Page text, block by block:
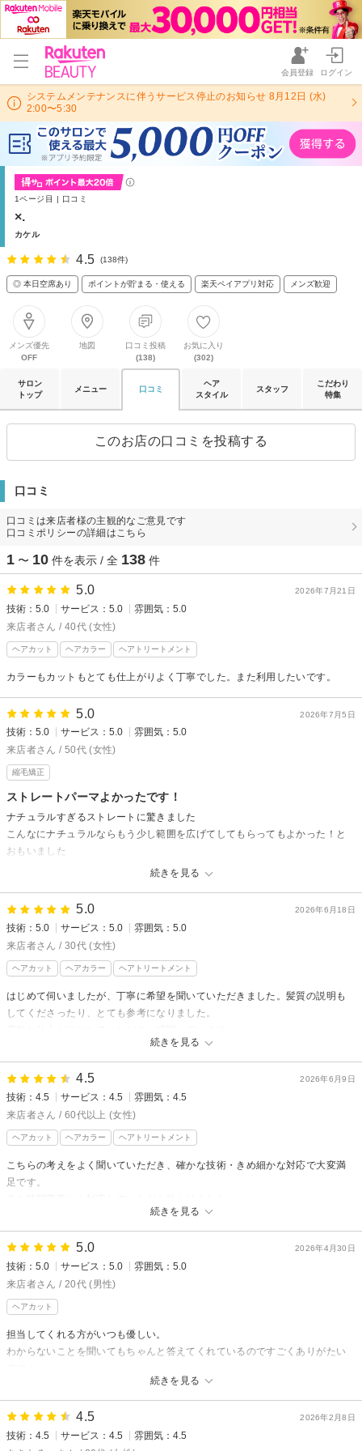
会員登録 ログイン
システムメンテナンスに伴うサービス停止のお知らせ 8月12日 (水)
2:00〜5:30
1ページ目 | 口コミ
×.
カケル
4.5 (138件)
◎ 本日空席あり ポイントが貯まる・使える 楽天ペイアプリ対応 メンズ歓迎
メンズ優先
OFF
地図
口コミ投稿
(138)
お気に入り
(302)
サロン
トップ
メニュー 口コミ
ヘア
スタイル
スタッフ
こだわり
特集
このお店の口コミを投稿する
口コミ
口コミは来店者様の主観的なご意見です
口コミポリシーの詳細はこちら
1 〜 10 件を表示 / 全 138 件
2026年7月21日
5.0
技術：5.0 サービス：5.0
雰囲気：5.0
来店者さん / 40代 (女性)
ヘアカット ヘアカラー ヘアトリートメント
カラーもカットもとても仕上がりよく丁寧でした。また利用したいです。
2026年7月5日
5.0
技術：5.0 サービス：5.0
雰囲気：5.0
来店者さん / 50代 (女性)
縮毛矯正
ストレートパーマよかったです！
続きを見る
ナチュラルすぎるストレートに驚きました
こんなにナチュラルならもう少し範囲を広げてしてもらってもよかった！と
おもいました
スタッフさんもみなさんとても優しくて感じが良かったです(*´꒳`*)
2026年6月18日
5.0
技術：5.0 サービス：5.0
雰囲気：5.0
来店者さん / 30代 (女性)
ヘアカット ヘアカラー ヘアトリートメント
続きを見る
はじめて伺いましたが、丁寧に希望を聞いていただきました。髪質の説明も
してくださったり、とても参考になりました。
2026年6月9日
4.5
技術：4.5 サービス：4.5
雰囲気：4.5
来店者さん / 60代以上 (女性)
ヘアカット ヘアカラー ヘアトリートメント
続きを見る
こちらの考えをよく聞いていただき、確かな技術・きめ細かな対応で大変満
足です。
2026年4月30日
5.0
技術：5.0 サービス：5.0
雰囲気：5.0
来店者さん / 20代 (男性)
ヘアカット
続きを見る
担当してくれる方がいつも優しい。
わからないことを聞いてもちゃんと答えてくれているのですごくありがたい
2026年2月8日
4.5
技術：4.5 サービス：4.5
雰囲気：4.5